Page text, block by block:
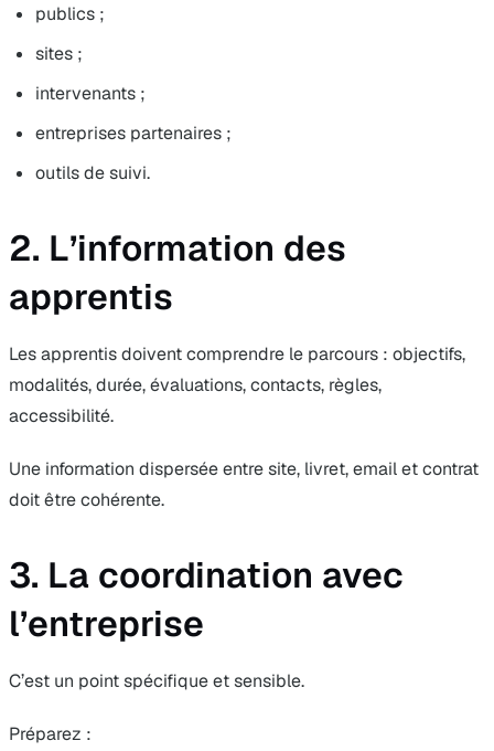
publics ;
sites ;
intervenants ;
entreprises partenaires ;
outils de suivi.
2. L’information des
apprentis
Les apprentis doivent comprendre le parcours : objectifs,
modalités, durée, évaluations, contacts, règles,
accessibilité.
Une information dispersée entre site, livret, email et contrat
doit être cohérente.
3. La coordination avec
l’entreprise
C’est un point spécifique et sensible.
Préparez :